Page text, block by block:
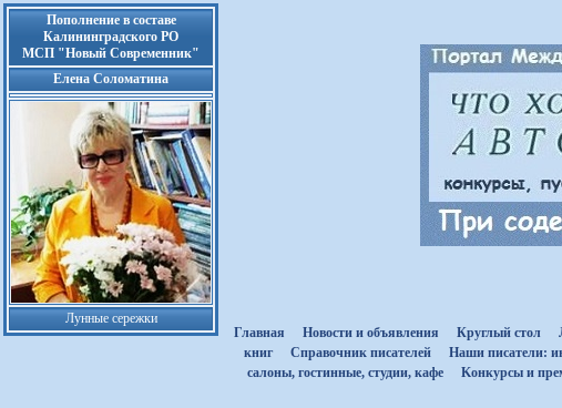
Пополнение в составе
Калининградского РО
МСП "Новый Современник"
Елена Соломатина
Лунные сережки
Главная
Новости и объявления Круглый стол
книг
Cправочник писателей Наши писатели:
салоны, гостинные, студии, кафе
Kонкурсы и